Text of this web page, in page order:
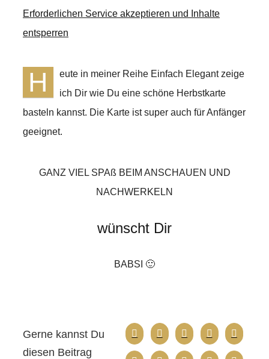
Erforderlichen Service akzeptieren und Inhalte
entsperren
H
eute in meiner Reihe Einfach Elegant zeige
ich Dir wie Du eine schöne Herbstkarte
basteln kannst. Die Karte ist super auch für Anfänger
geeignet.
GANZ VIEL SPAß BEIM ANSCHAUEN UND
NACHWERKELN
wünscht Dir
BABSI 🙂
Gerne kannst Du
diesen Beitrag